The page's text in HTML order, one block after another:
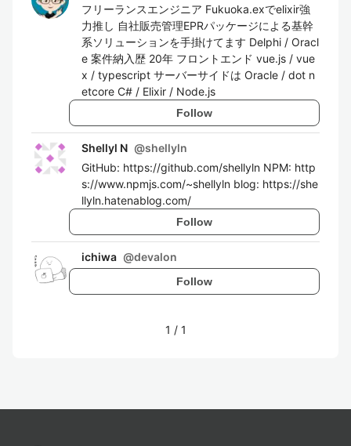
フリーランスエンジニア Fukuoka.exでelixir強
力推し 自社販売管理EPRパッケージによる基幹
系ソリューションを手掛けてます Delphi / Oracl
e 案件納入歴 20年 フロントエンド vue.js / vue
x / typescript サーバーサイドは Oracle / dot n
etcore C# / Elixir / Node.js
Follow
Shellyl N @shellyln
GitHub: https://github.com/shellyln NPM: http
s://www.npmjs.com/~shellyln blog: https://she
llyln.hatenablog.com/
Follow
ichiwa @devalon
Follow
1 / 1